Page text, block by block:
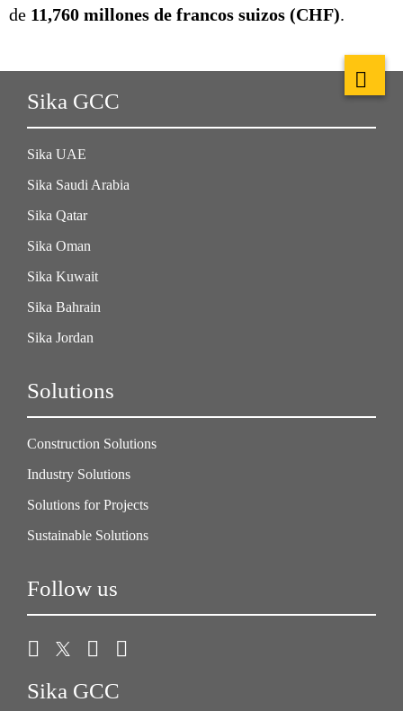
de 11,760 millones de francos suizos (CHF).
Sika GCC
Sika UAE
Sika Saudi Arabia
Sika Qatar
Sika Oman
Sika Kuwait
Sika Bahrain
Sika Jordan
Solutions
Construction Solutions
Industry Solutions
Solutions for Projects
Sustainable Solutions
Follow us
Sika GCC